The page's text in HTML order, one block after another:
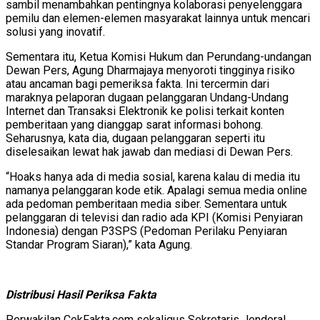
sambil menambahkan pentingnya kolaborasi penyelenggara
pemilu dan elemen-elemen masyarakat lainnya untuk mencari
solusi yang inovatif.
Sementara itu, Ketua Komisi Hukum dan Perundang-undangan
Dewan Pers, Agung Dharmajaya menyoroti tingginya risiko
atau ancaman bagi pemeriksa fakta. Ini tercermin dari
maraknya pelaporan dugaan pelanggaran Undang-Undang
Internet dan Transaksi Elektronik ke polisi terkait konten
pemberitaan yang dianggap sarat informasi bohong.
Seharusnya, kata dia, dugaan pelanggaran seperti itu
diselesaikan lewat hak jawab dan mediasi di Dewan Pers.
“Hoaks hanya ada di media sosial, karena kalau di media itu
namanya pelanggaran kode etik. Apalagi semua media online
ada pedoman pemberitaan media siber. Sementara untuk
pelanggaran di televisi dan radio ada KPI (Komisi Penyiaran
Indonesia) dengan P3SPS (Pedoman Perilaku Penyiaran
Standar Program Siaran),” kata Agung.
Distribusi Hasil Periksa Fakta